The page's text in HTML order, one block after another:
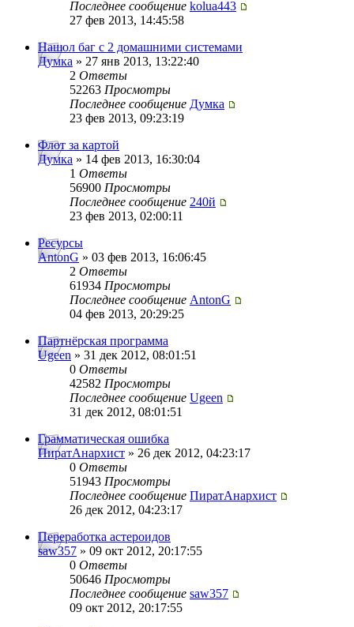
Последнее сообщение kolua443
27 фев 2013, 14:45:58
Нашол баг с 2 домашними системами
Думка » 27 янв 2013, 13:22:40
2 Ответы
52263 Просмотры
Последнее сообщение Думка
23 фев 2013, 09:23:19
Флот за картой
Думка » 14 фев 2013, 16:30:04
1 Ответы
56900 Просмотры
Последнее сообщение 240й
23 фев 2013, 02:00:11
Ресурсы
AntonG » 03 фев 2013, 16:06:45
2 Ответы
61934 Просмотры
Последнее сообщение AntonG
04 фев 2013, 20:29:25
Партнёрская программа
Ugeen » 31 дек 2012, 08:01:51
0 Ответы
42582 Просмотры
Последнее сообщение Ugeen
31 дек 2012, 08:01:51
Грамматическая ошибка
ПиратАнархист » 26 дек 2012, 04:23:17
0 Ответы
51943 Просмотры
Последнее сообщение ПиратАнархист
26 дек 2012, 04:23:17
Переработка астероидов
saw357 » 09 окт 2012, 20:17:55
0 Ответы
50646 Просмотры
Последнее сообщение saw357
09 окт 2012, 20:17:55